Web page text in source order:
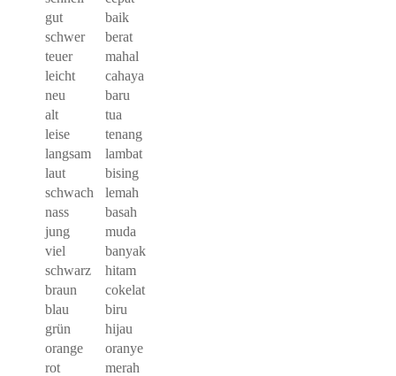
gut
baik
schwer
berat
teuer
mahal
leicht
cahaya
neu
baru
alt
tua
leise
tenang
langsam
lambat
laut
bising
schwach
lemah
nass
basah
jung
muda
viel
banyak
schwarz
hitam
braun
cokelat
blau
biru
grün
hijau
orange
oranye
rot
merah